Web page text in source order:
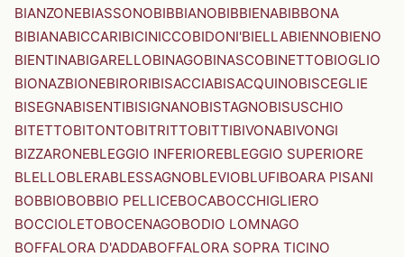
BIANZONEBIASSONOBIBBIANOBIBBIENABIBBONA
BIBIANABICCARIBICINICCOBIDONI'BIELLABIENNOBIENO
BIENTINABIGARELLOBINAGOBINASCOBINETTOBIOGLIO
BIONAZBIONEBIRORIBISACCIABISACQUINOBISCEGLIE
BISEGNABISENTIBISIGNANOBISTAGNOBISUSCHIO
BITETTOBITONTOBITRITTOBITTIBIVONABIVONGI
BIZZARONEBLEGGIO INFERIOREBLEGGIO SUPERIORE
BLELLOBLERABLESSAGNOBLEVIOBLUFIBOARA PISANI
BOBBIOBOBBIO PELLICEBOCABOCCHIGLIERO
BOCCIOLETOBOCENAGOBODIO LOMNAGO
BOFFALORA D'ADDABOFFALORA SOPRA TICINO